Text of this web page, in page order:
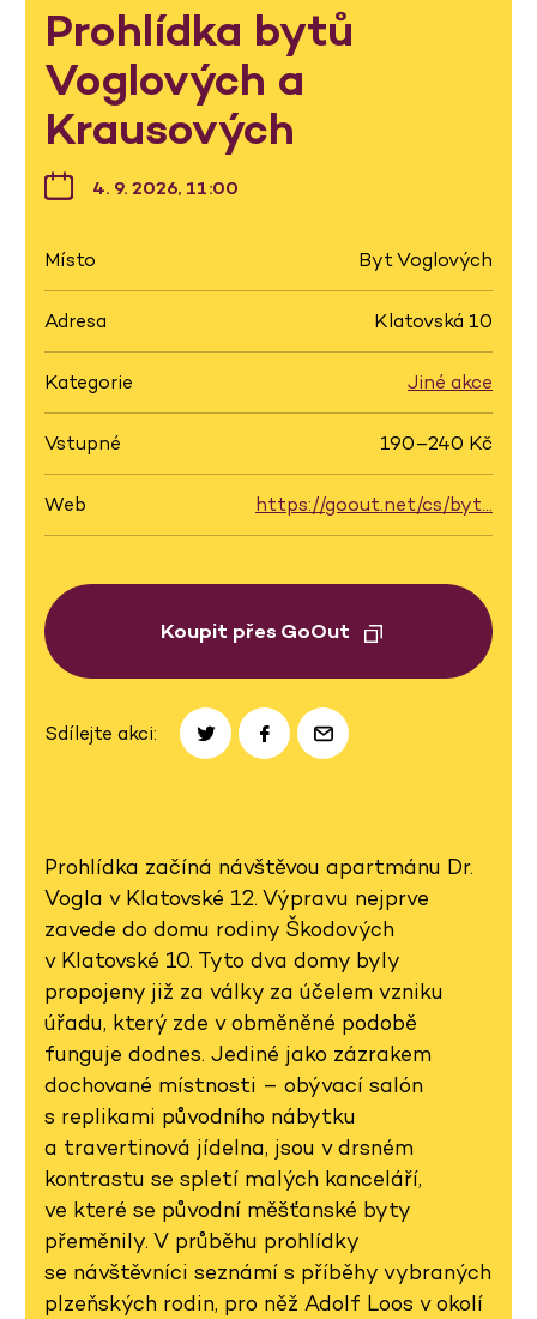
Prohlídka bytů
Voglových a
Krausových
4. 9. 2026, 11:00
Místo Byt Voglových
Adresa Klatovská 10
Kategorie Jiné akce
Vstupné 190–240 Kč
Web https://goout.net/cs/byt…
Koupit přes GoOut
Sdílejte akci:
Prohlídka začíná návštěvou apartmánu Dr.
Vogla v Klatovské 12. Výpravu nejprve
zavede do domu rodiny Škodových
v Klatovské 10. Tyto dva domy byly
propojeny již za války za účelem vzniku
úřadu, který zde v obměněné podobě
funguje dodnes. Jediné jako zázrakem
dochované místnosti – obývací salón
s replikami původního nábytku
a travertinová jídelna, jsou v drsném
kontrastu se spletí malých kanceláří,
ve které se původní měšťanské byty
přeměnily. V průběhu prohlídky
se návštěvníci seznámí s příběhy vybraných
plzeňských rodin, pro něž Adolf Loos v okolí